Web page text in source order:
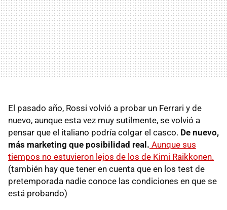
El pasado año, Rossi volvió a probar un Ferrari y de
nuevo, aunque esta vez muy sutilmente, se volvió a
pensar que el italiano podría colgar el casco. De nuevo,
más marketing que posibilidad real. Aunque sus
tiempos no estuvieron lejos de los de Kimi Raikkonen.
(también hay que tener en cuenta que en los test de
pretemporada nadie conoce las condiciones en que se
está probando)